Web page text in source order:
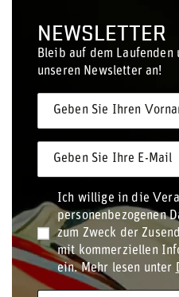
NEWSLETTER
Bleib auf dem
unseren Newsletter an!
Geben Sie Ihren
Geben Sie Ihre E-Mail
Ich willige in die
personenbezogenen
zum Zweck der
mit kommerziellen
ein. Mehr lesen unter